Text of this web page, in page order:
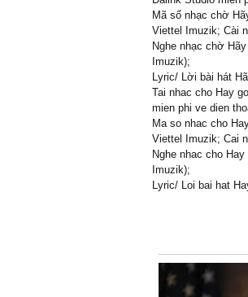
Mã số nhạc chờ
Viettel Imuzik; Cài
Nghe nhạc chờ
Imuzik);
Lyric/ Lời bài hát
Tai nhac cho Hay
mien phi ve dien
Ma so nhac cho
Viettel Imuzik; Cai
Nghe nhac cho
Imuzik);
Lyric/ Loi bai hat